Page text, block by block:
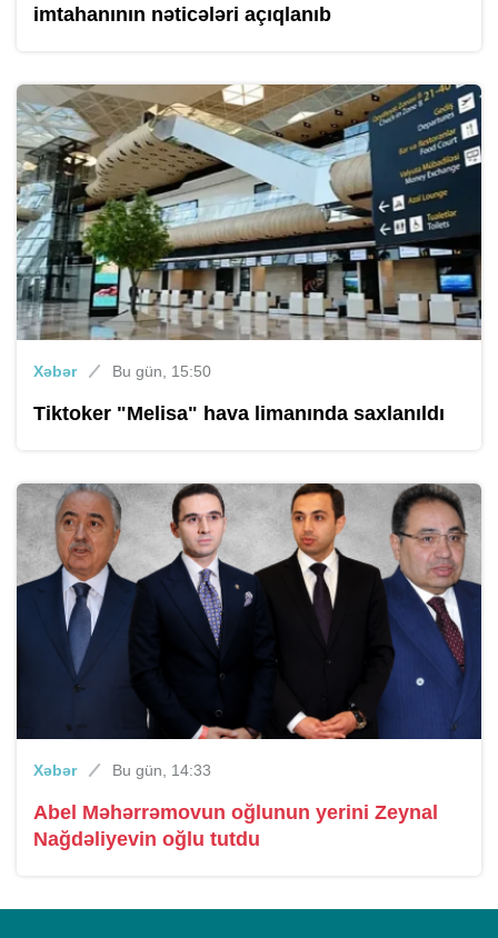
imtahanının nəticələri açıqlanıb
Xəbər Bu gün, 15:50
Tiktoker "Melisa" hava limanında saxlanıldı
Xəbər Bu gün, 14:33
Abel Məhərrəmovun oğlunun yerini Zeynal
Nağdəliyevin oğlu tutdu